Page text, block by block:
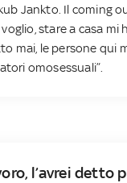
Jankto. Il coming
stare a casa mi
mai, le persone qui
omosessuali”.
l’avrei detto